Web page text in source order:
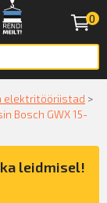
0
elektritööriistad >
Bosch GWX 15-
leidmisel!